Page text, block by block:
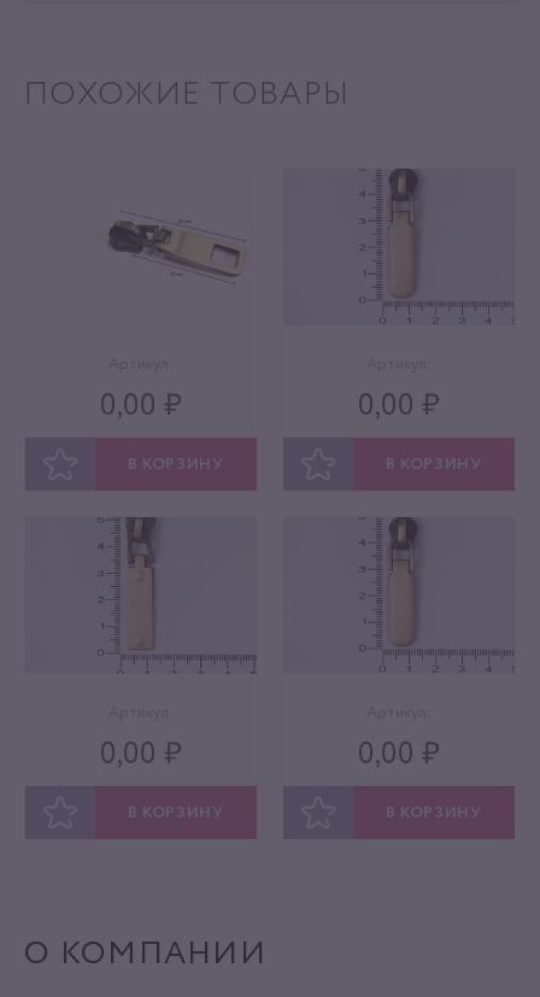
ПОХОЖИЕ ТОВАРЫ
0,00 ₽
В КОРЗИНУ
0,00 ₽
В КОРЗИНУ
0,00 ₽
В КОРЗИНУ
0,00 ₽
В КОРЗИНУ
О КОМПАНИИ